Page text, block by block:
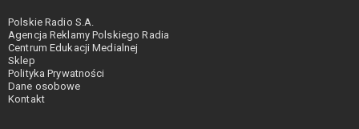
Polskie Radio S.A.
Agencja Reklamy Polskiego Radia
Centrum Edukacji Medialnej
Sklep
Polityka Prywatności
Dane osobowe
Kontakt